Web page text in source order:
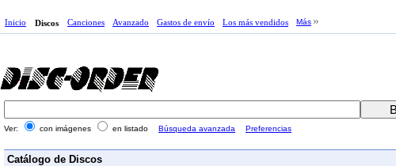
Inicio Discos Canciones Avanzado Gastos de envío Los más vendidos Más
Ver: con imágenes en listado Búsqueda avanzada Preferencias
Catálogo de Discos